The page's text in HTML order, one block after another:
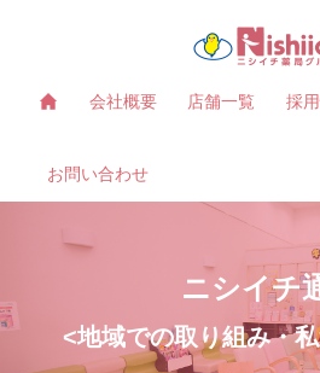
会社概要 店舗一覧 採
お問い合わせ
ニシイチ
<地域での取り組み・